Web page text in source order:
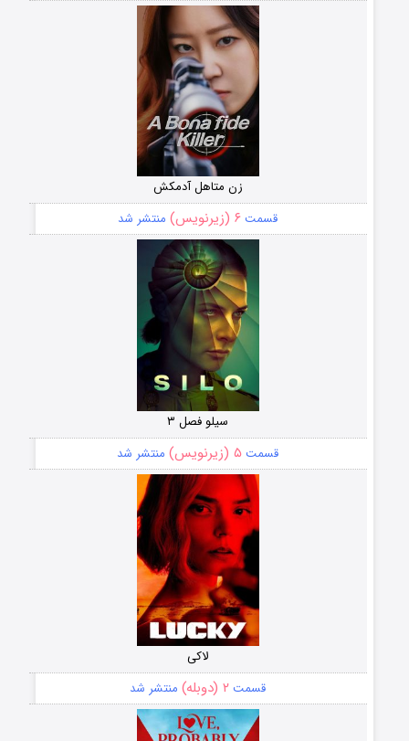
زن متاهل آدمکش
قسمت ۶ (زیرنویس) منتشر شد
سیلو فصل ۳
قسمت ۵ (زیرنویس) منتشر شد
لاکی
قسمت ۲ (دوبله) منتشر شد